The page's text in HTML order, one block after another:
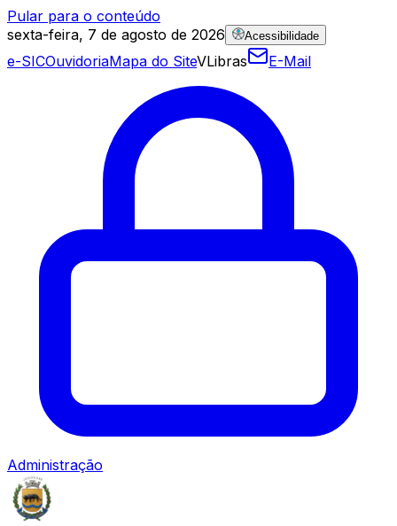
Pular para o conteúdo
sexta-feira, 7 de agosto de 2026
Acessibilidade
e-SICOuvidoriaMapa do SiteVLibras E-Mail
Administração